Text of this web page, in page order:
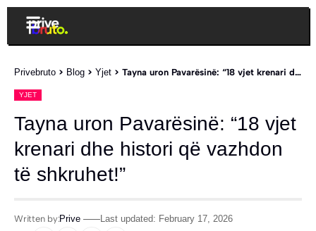
Privebruto > Blog > Yjet > Tayna uron Pavarësinë: “18 vjet krenari dhe histori që vazhdon të shkruhet!”
YJET
Tayna uron Pavarësinë: “18 vjet
krenari dhe histori që vazhdon
të shkruhet!”
Written by:Prive Last updated: February 17, 2026